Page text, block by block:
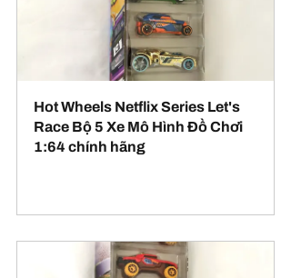
Hot Wheels Netflix Series Let's
Race Bộ 5 Xe Mô Hình Đồ Chơi
1:64 chính hãng